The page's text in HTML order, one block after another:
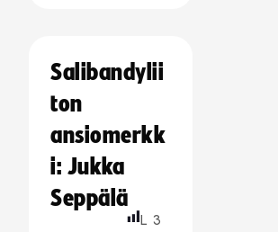
Salibandylii
ton
ansiomerkk
i: Jukka
Seppälä
L 3